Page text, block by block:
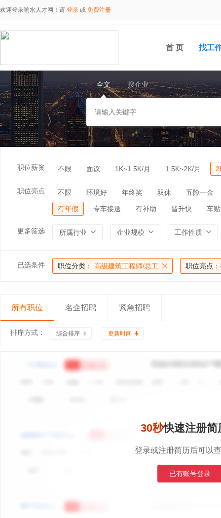
欢迎登录响水人才网！请 登录 或 免费注册
首 页 找工
全文 搜企业
职位薪资 不限 面议 1K~1.5K/月 1.5K~2K/月
职位亮点 不限 环境好 年终奖 双休 五险一金
有年假 专车接送 有补助 晋升快 车贴
更多筛选 所属行业 企业规模 工作性质
已选条件 职位分类： 高级建筑工程师/总工 职位亮点：
所有职位 名企招聘 紧急招聘
排序方式： 综合排序 更新时间
30秒快速注册简
登录或注册简历后可以
已有账号登录